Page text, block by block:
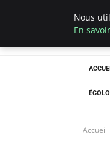
Accueil
Nous
En